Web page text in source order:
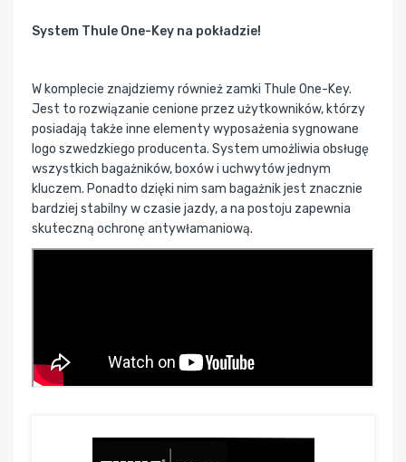
System Thule One-Key na pokładzie!
W komplecie znajdziemy również zamki Thule One-Key.
Jest to rozwiązanie cenione przez użytkowników, którzy
posiadają także inne elementy wyposażenia sygnowane
logo szwedzkiego producenta. System umożliwia obsługę
wszystkich bagażników, boxów i uchwytów jednym
kluczem. Ponadto dzięki nim sam bagażnik jest znacznie
bardziej stabilny w czasie jazdy, a na postoju zapewnia
skuteczną ochronę antywłamaniową.